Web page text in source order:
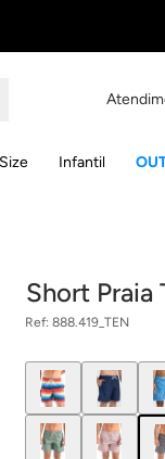
Infantil
Short Praia
Ref: 888.419_TEN